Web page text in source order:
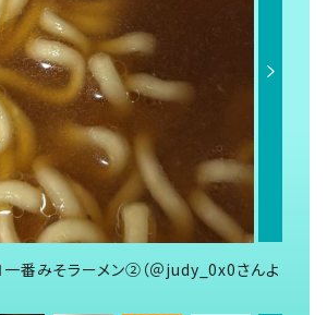
一番みそラーメン②（＠judy_0x0さんよ